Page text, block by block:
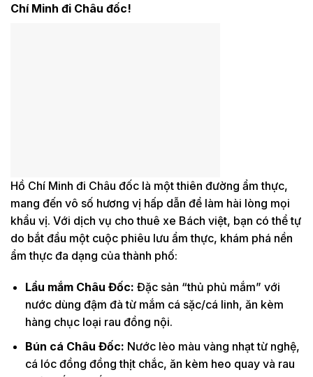
Chí Minh đi Châu đốc!
Hồ Chí Minh đi Châu đốc là một thiên đường ẩm thực,
mang đến vô số hương vị hấp dẫn để làm hài lòng mọi
khẩu vị. Với dịch vụ cho thuê xe Bách việt, bạn có thể tự
do bắt đầu một cuộc phiêu lưu ẩm thực, khám phá nền
ẩm thực đa dạng của thành phố:
Lẩu mắm Châu Đốc: Đặc sản “thủ phủ mắm” với
nước dùng đậm đà từ mắm cá sặc/cá linh, ăn kèm
hàng chục loại rau đồng nội.
Bún cá Châu Đốc: Nước lèo màu vàng nhạt từ nghệ,
cá lóc đồng đồng thịt chắc, ăn kèm heo quay và rau